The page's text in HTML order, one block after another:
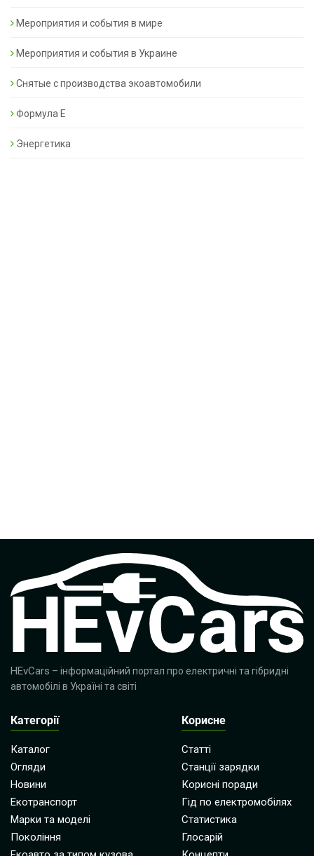
Мероприятия и события в мире
Мероприятия и события в Украине
Снятые с производства экоавтомобили
Формула Е
Энергетика
HEvCars – інформаційний портал про електричні та гібридні
автомобілі в Україні та світі
Категорії
Каталог
Огляди
Новини
Екотранспорт
Марки та моделі
Покоління
Корисне
Статті
Станції зарядки
Корисні поради
Гід по електромобілях
Статистика
Глосарій